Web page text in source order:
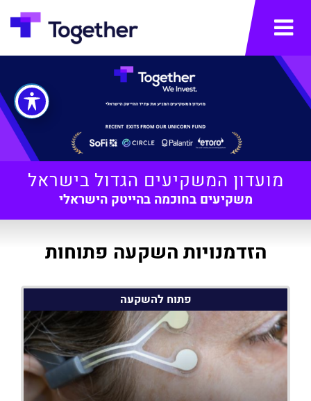
תפריט
מועדון המשקיעים הגדול בישראל
משקיעים בחוכמה בהייטק הישראלי
הזדמנויות השקעה פתוחות
פתוח להשקעה